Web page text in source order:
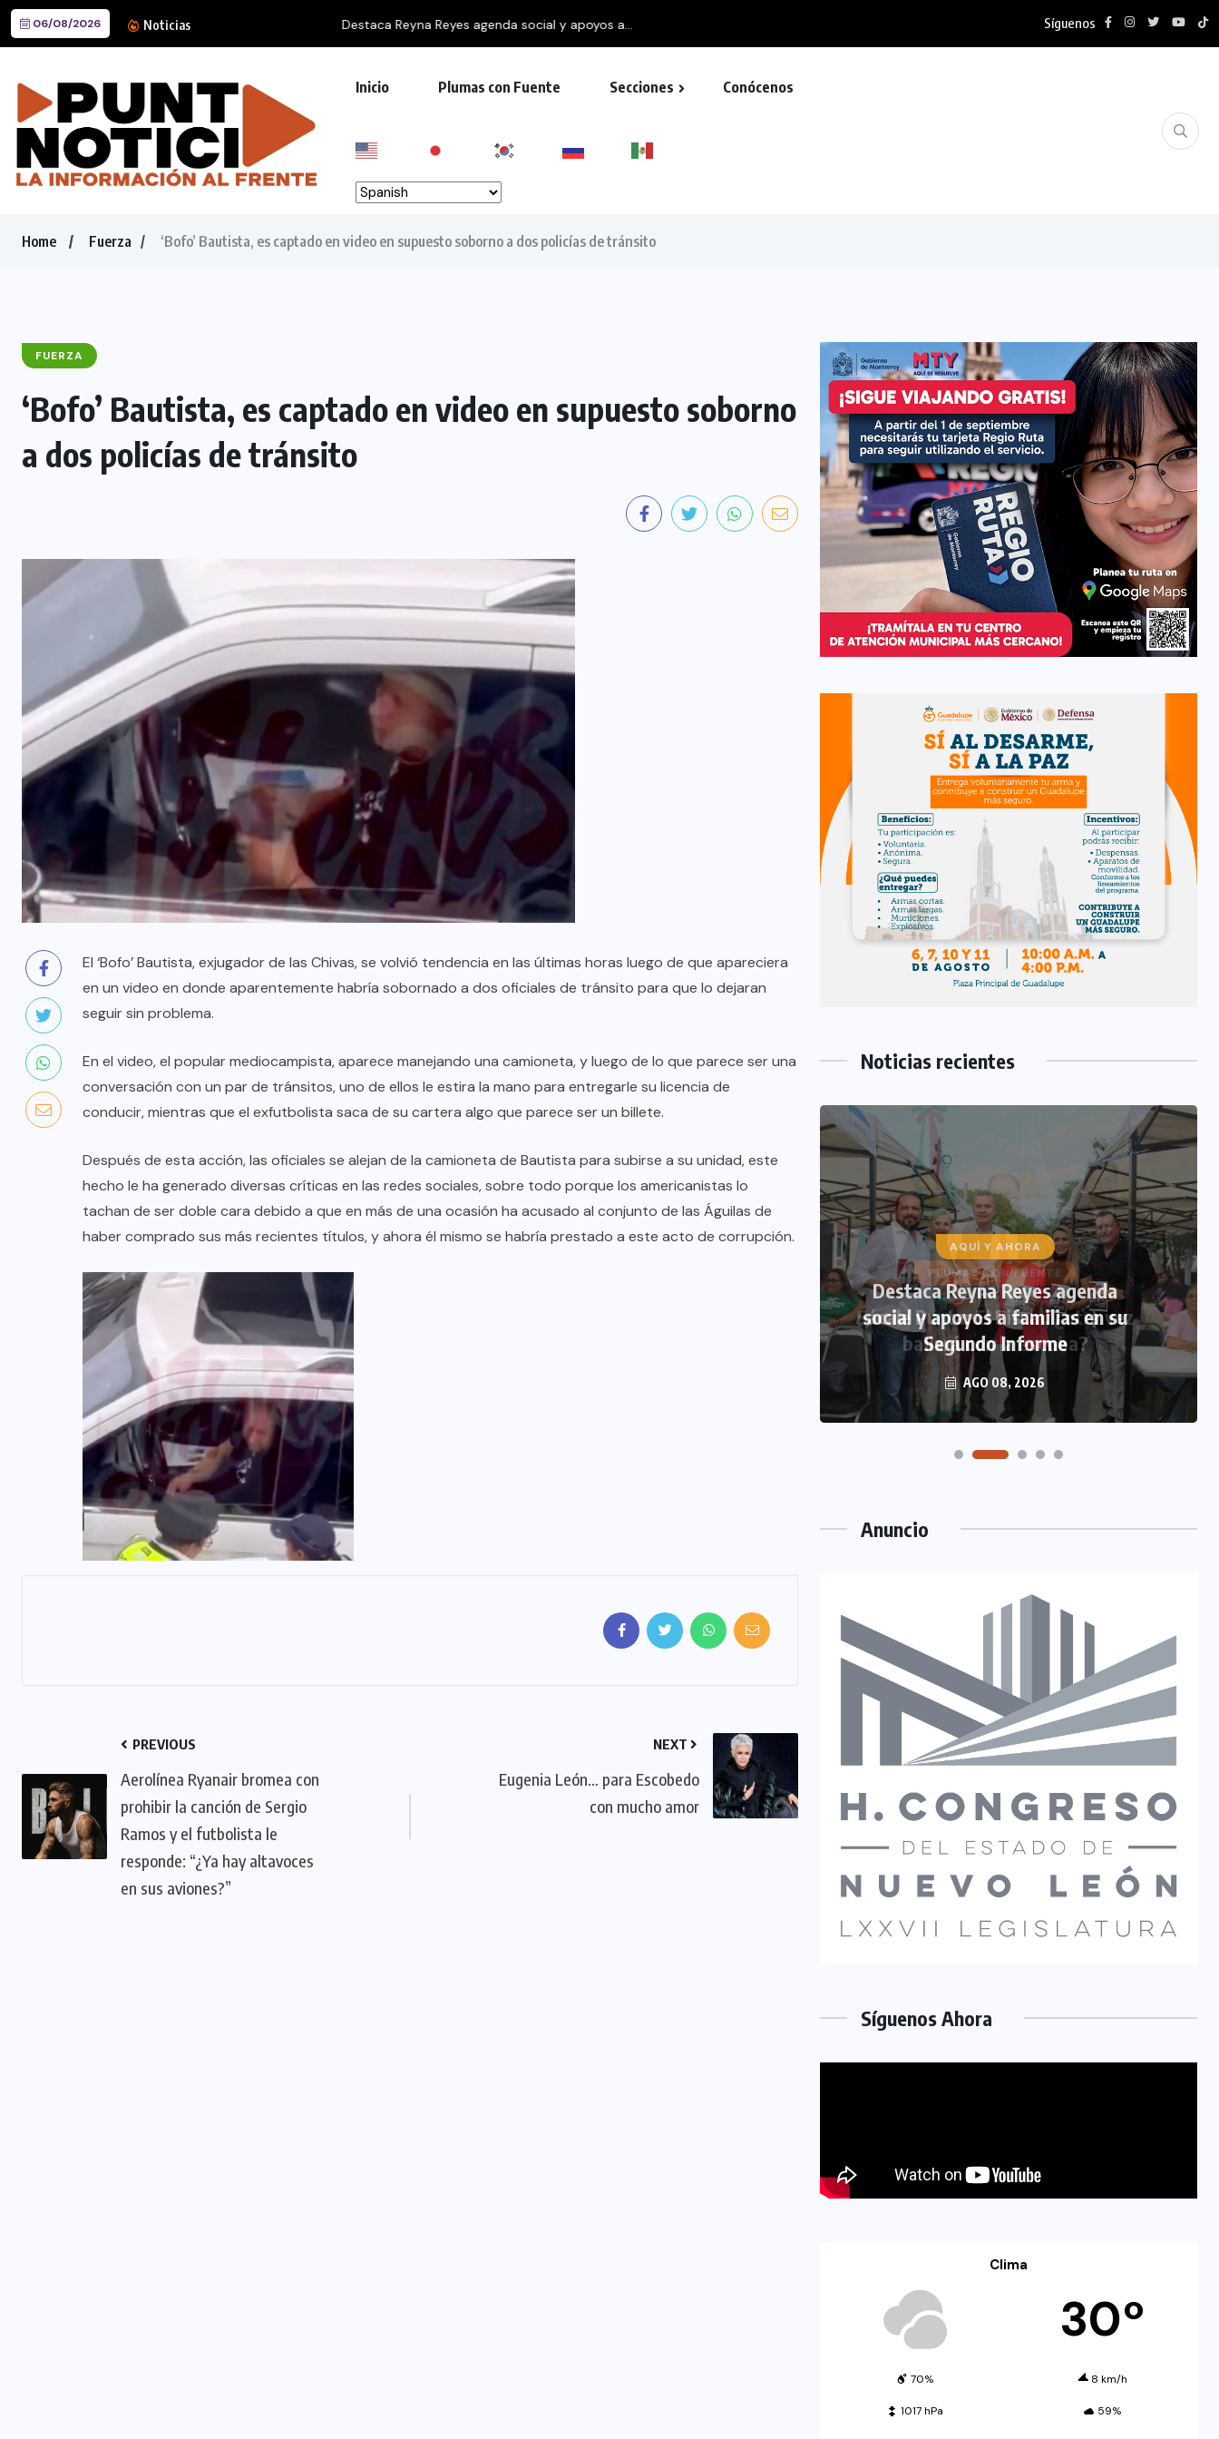
06/08/2026 Noticias Destaca Reyna Reyes agenda social y apoyos a... Síguenos
Inicio Plumas con Fuente Secciones Conócenos
Home Fuerza ‘Bofo’ Bautista, es captado en video en supuesto soborno a dos policías de tránsito
FUERZA
‘Bofo’ Bautista, es captado en video en supuesto soborno
a dos policías de tránsito
El ‘Bofo’ Bautista, exjugador de las Chivas, se volvió tendencia en las últimas horas luego de que apareciera
en un video en donde aparentemente habría sobornado a dos oficiales de tránsito para que lo dejaran
seguir sin problema.
En el video, el popular mediocampista, aparece manejando una camioneta, y luego de lo que parece ser una
conversación con un par de tránsitos, uno de ellos le estira la mano para entregarle su licencia de
conducir, mientras que el exfutbolista saca de su cartera algo que parece ser un billete.
Después de esta acción, las oficiales se alejan de la camioneta de Bautista para subirse a su unidad, este
hecho le ha generado diversas críticas en las redes sociales, sobre todo porque los americanistas lo
tachan de ser doble cara debido a que en más de una ocasión ha acusado al conjunto de las Águilas de
haber comprado sus más recientes títulos, y ahora él mismo se habría prestado a este acto de corrupción.
PREVIOUS
Aerolínea Ryanair bromea con
prohibir la canción de Sergio
Ramos y el futbolista le
responde: “¿Ya hay altavoces
en sus aviones?”
NEXT
Eugenia León… para Escobedo
con mucho amor
Noticias recientes
AQUÍ Y AHORA
Invita Gobierno de Monterrey a
tramitar la tarjeta de la Regio Ruta
AGO 08, 2026
AQUÍ Y AHORA
Destaca Reyna Reyes agenda
social y apoyos a familias en su
Segundo Informe
AGO 08, 2026
Anuncio
Síguenos Ahora
Clima
30º
70% 8 km/h
1017 hPa 59%